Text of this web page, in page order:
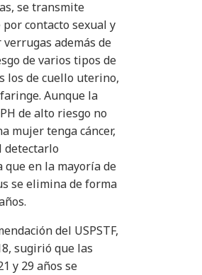
se transmite
contacto sexual y
además de
de varios tipos de
los de cuello uterino,
Aunque la
de alto riesgo no
mujer tenga cáncer,
detectarlo
que en la mayoría de
se elimina de forma
del USPSTF,
sugirió que las
y 29 años se